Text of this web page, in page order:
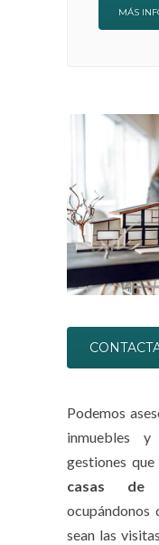
MÁS
Podemos
inmuebles
gestiones
casas de
ocupándonos
sean las